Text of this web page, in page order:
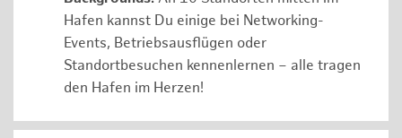
Hafen kannst Du einige bei Networking-
Events, Betriebsausflügen oder
Standortbesuchen kennenlernen – alle tragen
den Hafen im Herzen!